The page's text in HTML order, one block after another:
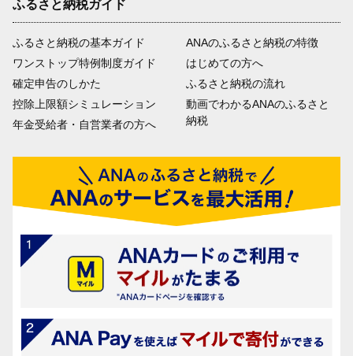
ふるさと納税ガイド
ふるさと納税の基本ガイド
ワンストップ特例制度ガイド
確定申告のしかた
控除上限額シミュレーション
年金受給者・自営業者の方へ
ANAのふるさと納税の特徴
はじめての方へ
ふるさと納税の流れ
動画でわかるANAのふるさと
納税